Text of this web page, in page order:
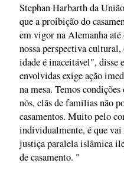
Stephan Harbarth da
que a proibição do
em vigor na Alemanha
nossa perspectiva cultural,
idade é inaceitável", disse
envolvidas exige ação
na mesa. Temos
nós, clãs de famílias não
casamentos. Muito pelo
individualmente, é que
justiça paralela islâmica
de casamento. "